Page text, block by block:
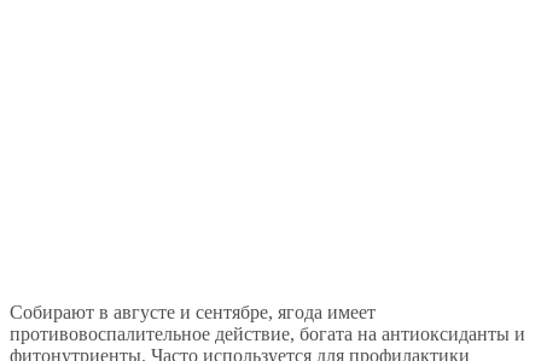
Собирают в августе и сентябре, ягода имеет
противовоспалительное действие, богата на антиоксиданты и
фитонутриенты. Часто используется для профилактики